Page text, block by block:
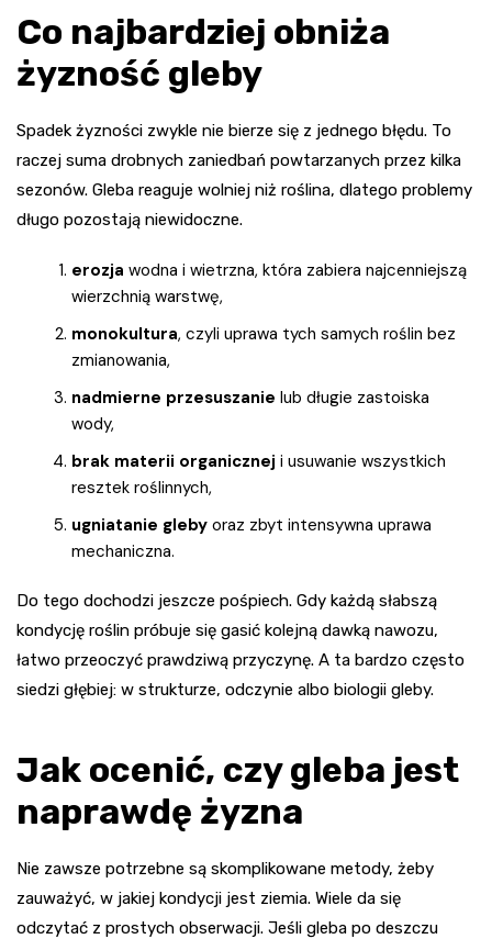
Co najbardziej obniża
żyzność gleby
Spadek żyzności zwykle nie bierze się z jednego błędu. To
raczej suma drobnych zaniedbań powtarzanych przez kilka
sezonów. Gleba reaguje wolniej niż roślina, dlatego problemy
długo pozostają niewidoczne.
erozja wodna i wietrzna, która zabiera najcenniejszą
wierzchnią warstwę,
monokultura, czyli uprawa tych samych roślin bez
zmianowania,
nadmierne przesuszanie lub długie zastoiska
wody,
brak materii organicznej i usuwanie wszystkich
resztek roślinnych,
ugniatanie gleby oraz zbyt intensywna uprawa
mechaniczna.
Do tego dochodzi jeszcze pośpiech. Gdy każdą słabszą
kondycję roślin próbuje się gasić kolejną dawką nawozu,
łatwo przeoczyć prawdziwą przyczynę. A ta bardzo często
siedzi głębiej: w strukturze, odczynie albo biologii gleby.
Jak ocenić, czy gleba jest
naprawdę żyzna
Nie zawsze potrzebne są skomplikowane metody, żeby
zauważyć, w jakiej kondycji jest ziemia. Wiele da się
odczytać z prostych obserwacji. Jeśli gleba po deszczu